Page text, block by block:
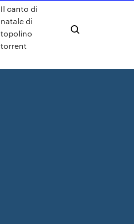
Il canto di
natale di
topolino
torrent